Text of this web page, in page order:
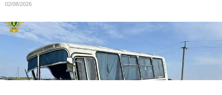
02/08/2026